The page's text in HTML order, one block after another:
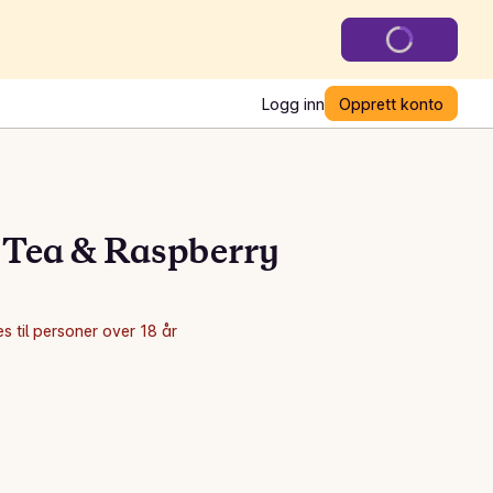
Logg inn Opprett konto
& Raspberry
til personer over 18 år